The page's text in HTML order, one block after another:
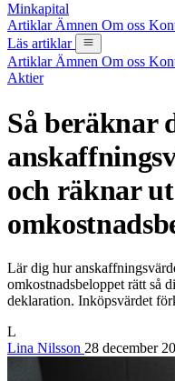
Minkapital
Artiklar Ämnen Om oss
Läs artiklar
Artiklar Ämnen Om oss
Aktier
Så beräknar
och räknar
Lär dig hur
omkostnadsbeloppet rätt så
deklaration. Inköpsvärdet
L
Lina Nilsson 28 december